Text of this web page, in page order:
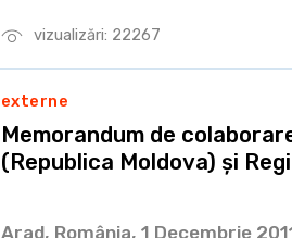
vizualizări: 22267
externe
Memorandum de
(Republica Moldova) și
Arad, România, 1 Decembrie